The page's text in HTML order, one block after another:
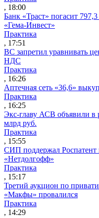
, 18:00
Банк «Траст» погасит
«Гема-Инвест»
Практика
, 17:51
ВС запретил уравнивать
НДС
Практика
, 16:26
Аптечная сеть «36,6»
Практика
, 16:25
Экс-главу АСВ объявили в
млрд руб.
Практика
, 15:55
СИП поддержал Роспатент
«Нетдолгофф»
Практика
, 15:17
Третий аукцион по
«Макфы» провалился
Практика
, 14:29